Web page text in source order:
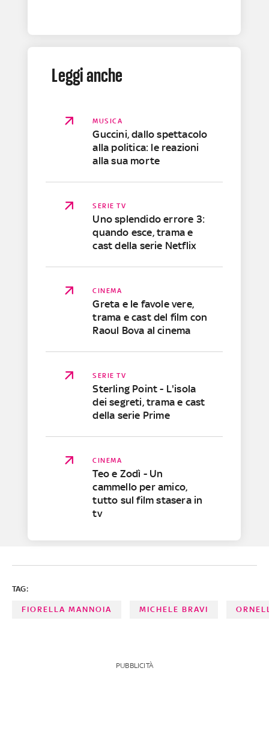
Leggi anche
MUSICA
Guccini, dallo spettacolo
alla politica: le reazioni
alla sua morte
SERIE TV
Uno splendido errore 3:
quando esce, trama e
cast della serie Netflix
CINEMA
Greta e le favole vere,
trama e cast del film con
Raoul Bova al cinema
SERIE TV
Sterling Point - L'isola
dei segreti, trama e cast
della serie Prime
CINEMA
Teo e Zodì - Un
cammello per amico,
tutto sul film stasera in
tv
TAG:
FIORELLA MANNOIA MICHELE BRAVI
PUBBLICITÀ